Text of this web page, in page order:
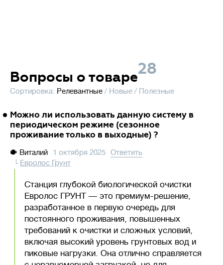
Вопросы о товаре28
Сортировка: Релевантные / Новые / Полезные
Можно ли использовать данную систему в
периодическом режиме (сезонное
проживание только в выходные) ?
🐡 Виталий 1 октября 2025 Ответить
Евролос Грунт
Станция глубокой биологической очистки
Евролос ГРУНТ — это премиум-решение,
разработанное в первую очередь для
постоянного проживания, повышенных
требований к очистки и сложных условий,
включая высокий уровень грунтовых вод и
пиковые нагрузки. Она отлично справляется